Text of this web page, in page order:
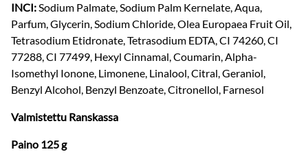
INCI:Sodium Palmate, Sodium Palm Kernelate, Aqua,
Parfum, Glycerin, Sodium Chloride, Olea Europaea Fruit Oil,
Tetrasodium Etidronate, Tetrasodium EDTA, CI 74260, CI
77288, CI 77499, Hexyl Cinnamal, Coumarin, Alpha-
Isomethyl Ionone, Limonene, Linalool, Citral, Geraniol,
Benzyl Alcohol, Benzyl Benzoate, Citronellol, Farnesol
Valmistettu Ranskassa
Paino 125 g